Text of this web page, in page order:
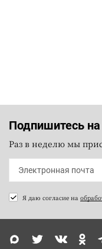
Подпишитесь
Раз в неделю мы
Я даю согласие на